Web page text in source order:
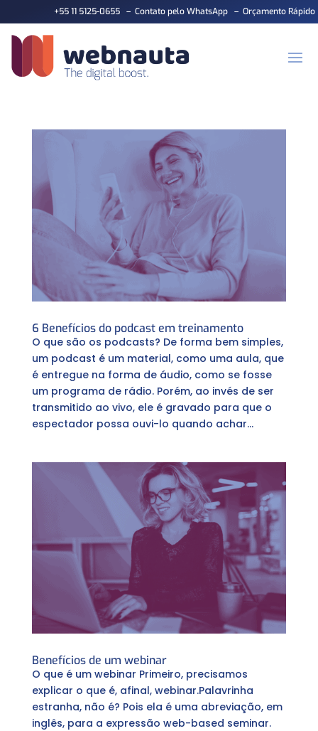
+55 11 5125-0655– Contato pelo WhatsApp– Orçamento Rápido
6 Benefícios do podcast em treinamento
O que são os podcasts? De forma bem simples,
um podcast é um material, como uma aula, que
é entregue na forma de áudio, como se fosse
um programa de rádio. Porém, ao invés de ser
transmitido ao vivo, ele é gravado para que o
espectador possa ouvi-lo quando achar...
Benefícios de um webinar
O que é um webinar Primeiro, precisamos
explicar o que é, afinal, webinar.Palavrinha
estranha, não é? Pois ela é uma abreviação, em
inglês, para a expressão web-based seminar.